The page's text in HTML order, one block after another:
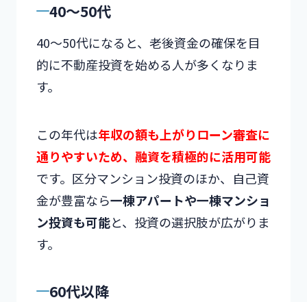
40～50代
40～50代になると、老後資金の確保を目
的に不動産投資を始める人が多くなりま
す。
この年代は年収の額も上がりローン審査に
通りやすいため、融資を積極的に活用可能
です。区分マンション投資のほか、自己資
金が豊富なら一棟アパートや一棟マンショ
ン投資も可能と、投資の選択肢が広がりま
す。
60代以降